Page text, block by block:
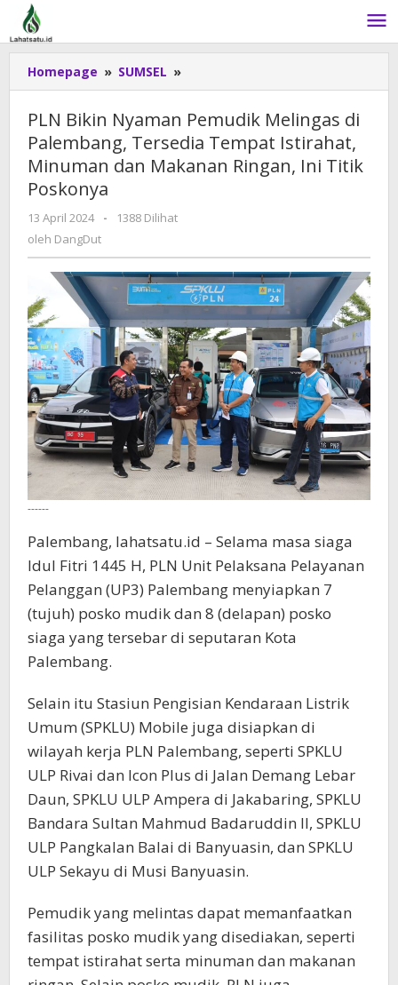
Lewati
konten
Homepage » SUMSEL »
Bikin
Pemudik
Melingas
di
Minuman
dan
Makanan
Ringan,
Ini
Titik
Poskonya
PLN Bikin Nyaman Pemudik Melingas di
Palembang, Tersedia Tempat Istirahat,
Minuman dan Makanan Ringan, Ini Titik
Poskonya
13 April 2024
oleh
-
1388 Dilihat
oleh DangDut
------
Palembang, lahatsatu.id – Selama masa siaga
Idul Fitri 1445 H, PLN Unit Pelaksana Pelayanan
Pelanggan (UP3) Palembang menyiapkan 7
(tujuh) posko mudik dan 8 (delapan) posko
siaga yang tersebar di seputaran Kota
Palembang.
Selain itu Stasiun Pengisian Kendaraan Listrik
Umum (SPKLU) Mobile juga disiapkan di
wilayah kerja PLN Palembang, seperti SPKLU
ULP Rivai dan Icon Plus di Jalan Demang Lebar
Daun, SPKLU ULP Ampera di Jakabaring, SPKLU
Bandara Sultan Mahmud Badaruddin II, SPKLU
ULP Pangkalan Balai di Banyuasin, dan SPKLU
ULP Sekayu di Musi Banyuasin.
Pemudik yang melintas dapat memanfaatkan
fasilitas posko mudik yang disediakan, seperti
tempat istirahat serta minuman dan makanan